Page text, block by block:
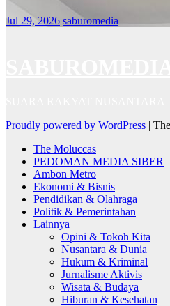
Jul 29, 2026 saburomedia
Proudly powered by WordPress |
The Moluccas
PEDOMAN MEDIA SIBER
Ambon Metro
Ekonomi & Bisnis
Pendidikan & Olahraga
Politik & Pemerintahan
Lainnya
Opini & Tokoh Kita
Nusantara & Dunia
Hukum & Kriminal
Jurnalisme Aktivis
Wisata & Budaya
Hiburan & Kesehatan